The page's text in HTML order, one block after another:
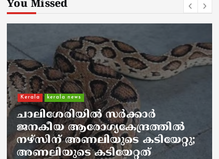
You Missed
Kerala kerala news
ചാലിശേരിയില്‍ സര്‍ക്കാര്‍
ജനകീയ ആരോഗ്യകേന്ദ്രത്തില്‍
നഴ്സിന് അണലിയുടെ കടിയേറ്റു;
അണലിയുടെ കടിയേറ്റത്